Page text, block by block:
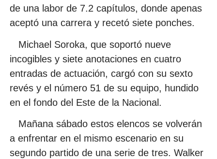
de una labor de 7.2 capítulos, donde apenas
aceptó una carrera y recetó siete ponches.
Michael Soroka, que soportó nueve
incogibles y siete anotaciones en cuatro
entradas de actuación, cargó con su sexto
revés y el número 51 de su equipo, hundido
en el fondo del Este de la Nacional.
Mañana sábado estos elencos se volverán
a enfrentar en el mismo escenario en su
segundo partido de una serie de tres. Walker